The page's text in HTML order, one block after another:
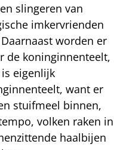
slingeren van
imkervrienden
worden er
de koninginnenteelt,
eigenlijk
want er
stuifmeel binnen,
volken raken in
haalbijen